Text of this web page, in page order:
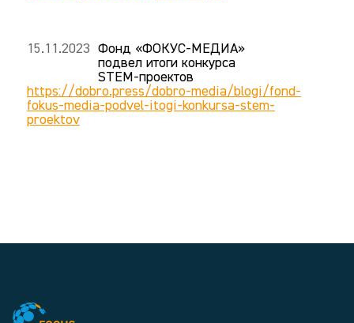
15.11.2023
Фонд «ФОКУС-МЕДИА»
подвел итоги конкурса
STEM-проектов
https://dobro.press/dobro-media/blogi/fond-
fokus-media-podvel-itogi-konkursa-stem-
proektov